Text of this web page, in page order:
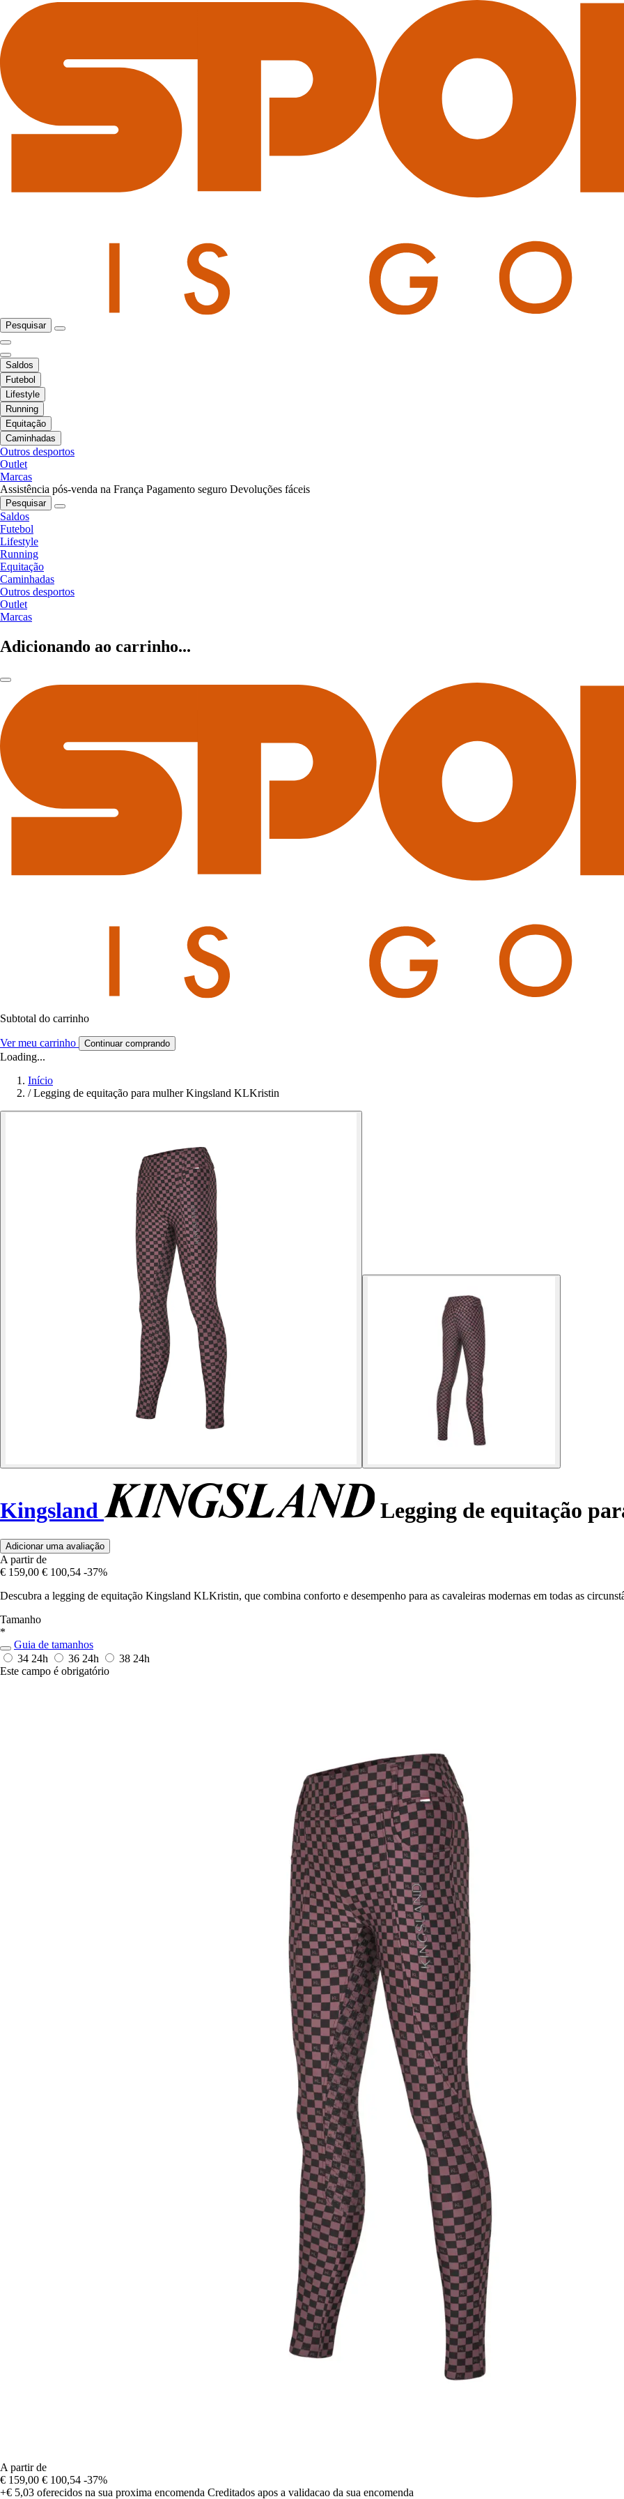
Pesquisar
Saldos
Futebol
Lifestyle
Running
Equitação
Caminhadas
Outros desportos
Outlet
Marcas
Assistência pós-venda na França Pagamento seguro Devoluções fáceis
Pesquisar
Saldos
Futebol
Lifestyle
Running
Equitação
Caminhadas
Outros desportos
Outlet
Marcas
Adicionando ao carrinho...
Subtotal do carrinho
Ver meu carrinho Continuar comprando
Loading...
Início
/ Legging de equitação para mulher Kingsland KLKristin
Kingsland Legging de equitação
Adicionar uma avaliação
A partir de
€ 159,00 € 100,54 -37%
Descubra a legging de equitação Kingsland KLKristin, que combina conforto e desempenho para as cavaleiras modernas em todas as
Tamanho
*
Guia de tamanhos
34 24h 36 24h 38 24h
Este campo é obrigatório
A partir de
€ 159,00 € 100,54 -37%
+€ 5,03 oferecidos na sua proxima encomenda Creditados apos a validacao da sua encomenda